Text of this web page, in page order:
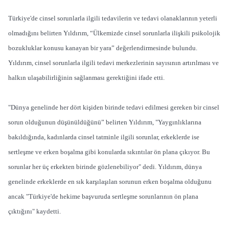
Türkiye'de cinsel sorunlarla ilgili tedavilerin ve tedavi olanaklarının yeterli
olmadığını belirten Yıldırım, “Ülkemizde cinsel sorunlarla ilişkili psikolojik
bozukluklar konusu kanayan bir yara” değerlendirmesinde bulundu.
Yıldırım, cinsel sorunlarla ilgili tedavi merkezlerinin sayısının artırılması ve
halkın ulaşabilirliğinin sağlanması gerektiğini ifade etti.
"Dünya genelinde her dört kişiden birinde tedavi edilmesi gereken bir cinsel
sorun olduğunun düşünüldüğünü” belirten Yıldırım, "Yaygınlıklarına
bakıldığında, kadınlarda cinsel tatminle ilgili sorunlar, erkeklerde ise
sertleşme ve erken boşalma gibi konularda sıkıntılar ön plana çıkıyor. Bu
sorunlar her üç erkekten birinde gözlenebiliyor" dedi. Yıldırım, dünya
genelinde erkeklerde en sık karşılaşılan sorunun erken boşalma olduğunu
ancak "Türkiye'de hekime başvuruda sertleşme sorunlarının ön plana
çıktığını" kaydetti.